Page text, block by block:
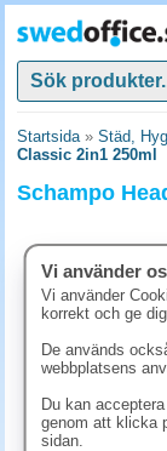
Startsida» Städ,
Classic 2in1 250ml
Schampo
Vi använder
Vi använder
korrekt och ge
De används
webbplatsens
Du kan
genom att klicka
sidan.